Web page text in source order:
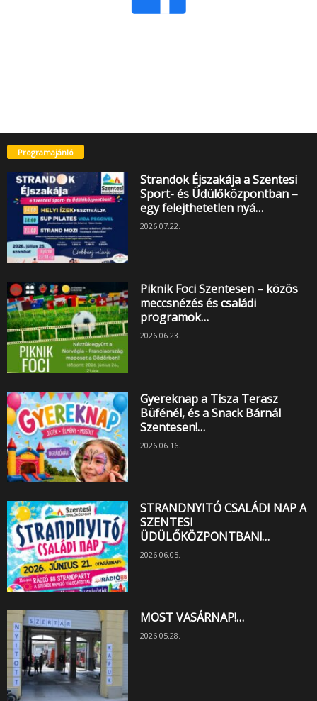
Programajánló
Strandok Éjszakája a Szentesi
Sport- és Üdülőközpontban –
egy felejthetetlen nyá…
2026.07.22.
Piknik Foci Szentesen – közös
meccsnézés és családi
programok…
2026.06.23.
Gyereknap a Tisza Terasz
Büfénél, és a Snack Bárnál
Szentesen!…
2026.06.16.
STRANDNYITÓ CSALÁDI NAP A
SZENTESI
ÜDÜLŐKÖZPONTBAN!…
2026.06.05.
MOST VASÁRNAP!…
2026.05.28.